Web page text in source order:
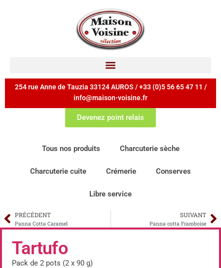
254 rue Anne de Tauzia 33124 AUROS / +33 (0)5 56 65 47 11 /
info@maison-voisine.fr
Devenez point relais
Tous nos produits Charcuterie sèche
Charcuterie cuite Crémerie Conserves
Libre service
PRÉCÉDENT
Panna Cotta Caramel
SUIVANT
Panna cotta Framboise
Tartufo
Pack de 2 pots (2 x 90 g)